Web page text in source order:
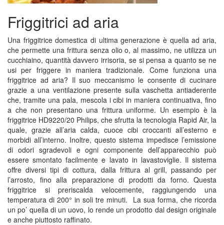
Friggitrici ad aria
Una friggitrice domestica di ultima generazione è quella ad aria,
che permette una frittura senza olio o, al massimo, ne utilizza un
cucchiaino, quantità davvero irrisoria, se si pensa a quanto se ne
usi per friggere in maniera tradizionale. Come funziona una
friggitrice ad aria? Il suo meccanismo le consente di cucinare
grazie a una ventilazione presente sulla vaschetta antiaderente
che, tramite una pala, mescola i cibi in maniera continuativa, fino
a che non presentano una frittura uniforme. Un esempio è la
friggitrice HD9220/20 Philips, che sfrutta la tecnologia Rapid Air, la
quale, grazie all’aria calda, cuoce cibi croccanti all’esterno e
morbidi all’interno. Inoltre, questo sistema impedisce l’emissione
di odori sgradevoli e ogni componente dell’apparecchio può
essere smontato facilmente e lavato in lavastoviglie. Il sistema
offre diversi tipi di cottura, dalla frittura al grill, passando per
l’arrosto, fino alla preparazione di prodotti da forno. Questa
friggitrice si preriscalda velocemente, raggiungendo una
temperatura di 200° in soli tre minuti. La sua forma, che ricorda
un po’ quella di un uovo, lo rende un prodotto dal design originale
e anche piuttosto raffinato.